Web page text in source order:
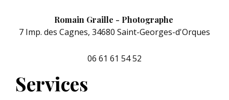
Romain Graille - Photographe
7 Imp. des Cagnes, 34680 Saint-Georges-d'Orques
06 61 61 54 52
Services